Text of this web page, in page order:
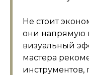
Не стоит
они напрямую
визуальный
мастера